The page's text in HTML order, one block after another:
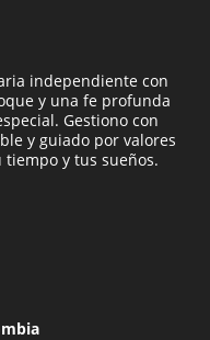
independiente con
y una fe profunda
Gestiono con
y guiado por valores
y tus sueños.